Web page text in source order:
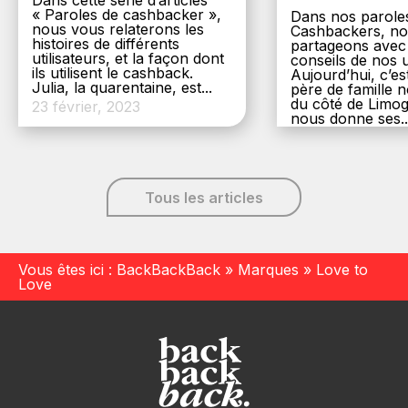
« Paroles de cashbacker »,
nous vous relaterons les
histoires de différents
utilisateurs, et la façon dont
ils utilisent le cashback.
Julia, la quarentaine, est...
23 février, 2023
Dans nos
Cashbackers,
partageons
conseils de nos
Aujourd’hui,
père de famille
du côté de
nous donne
Tous les articles
Vous êtes ici : BackBackBack » Marques » Love to
Love